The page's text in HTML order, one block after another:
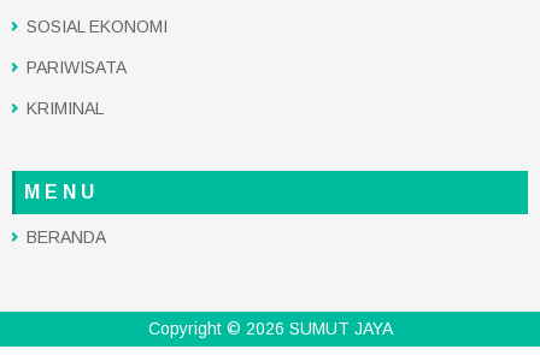
SOSIAL EKONOMI
PARIWISATA
KRIMINAL
M E N U
BERANDA
Copyright © 2026 SUMUT JAYA